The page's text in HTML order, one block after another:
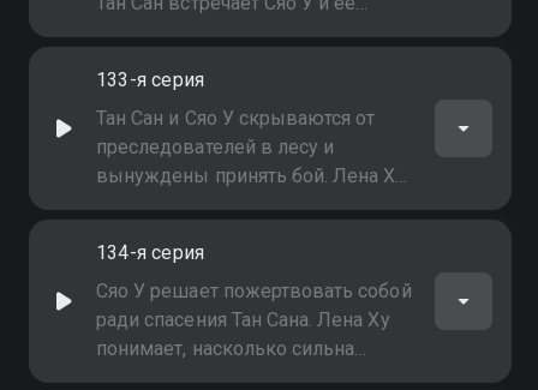
могущественного защитника
133-я серия
Тан Сан и Сяо У скрываются от
преследователей в лесу и
вынуждены принять бой. Лена Ху
узнает правду о Тан Сане
134-я серия
Сяо У решает пожертвовать собой
ради спасения Тан Сана. Лена Ху
понимает, насколько сильна
любовь Тан Сана и Сяо У